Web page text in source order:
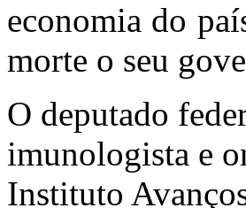
economia do
morte o seu
O deputado
imunologista e
Instituto